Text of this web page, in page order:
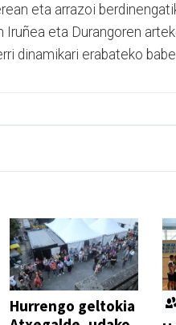
eta arrazoi
Iruñea eta Durangoren
dinamikari erabateko
Hurrengo geltokia